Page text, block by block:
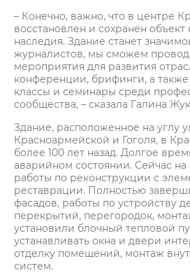
– Конечно, важно, что в центре
восстановлен и сохранен объект
наследия. Здание станет
журналистов, мы сможем
мероприятия для развития
конференции, брифинги, а
классы и семинары среди
сообщества, – сказала Галина
Здание, расположенное на углу
Красноармейской и Гоголя, в
более 100 лет назад. Долгое
аварийном состоянии. Сейчас на
работы по реконструкции с
реставрации. Полностью
фасадов, работы по устройству
перекрытий, перегородок,
установили блочный тепловой
устанавливать окна и двери
отделку помещений, монтаж
систем.